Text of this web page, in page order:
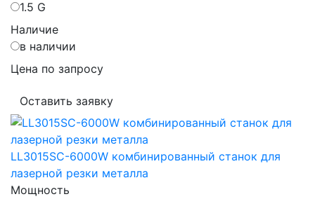
1.5 G
Наличие
в наличии
Цена по запросу
Оставить заявку
LL3015SC-6000W комбинированный станок для
лазерной резки металла
Мощность